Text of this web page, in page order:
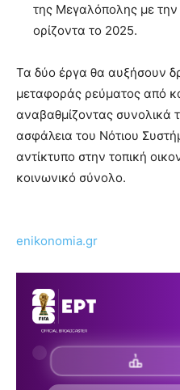
της Μεγαλόπολης με την
ορίζοντα το 2025.
Τα δύο έργα θα αυξήσουν
μεταφοράς ρεύματος από
αναβαθμίζοντας συνολικά
ασφάλεια του Νότιου
αντίκτυπο στην τοπική
κοινωνικό σύνολο.
enikonomia.gr